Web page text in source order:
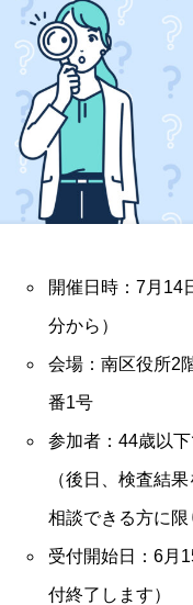
開催日時：7月14
分から）
会場：南区役所2
番1号
参加者：44歳以下
（後日、検査結
相談できる方に限
受付開始日：6月
付終了します）